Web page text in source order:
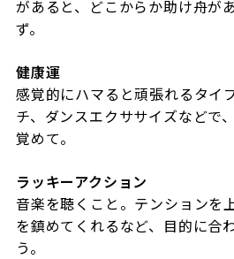
があると、どこからか助け舟が
ず。
健康運
感覚的にハマると頑張れるタイ
チ、ダンスエクササイズなどで
覚めて。
ラッキーアクション
音楽を聴くこと。テンションを
を鎮めてくれるなど、目的に合
う。